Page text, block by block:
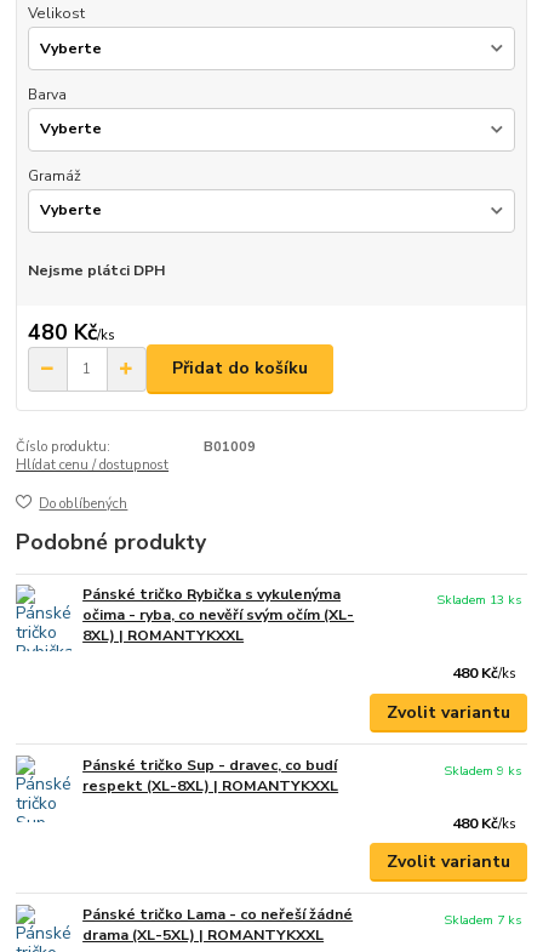
Velikost
Barva
Gramáž
Nejsme plátci DPH
480 Kč/ks
Přidat do košíku
Číslo produktu:
B01009
Hlídat cenu / dostupnost
Do oblíbených
Podobné produkty
Pánské tričko Rybička s vykulenýma
očima - ryba, co nevěří svým očím (XL-
8XL) | ROMANTYKXXL
480 Kč/ks
Skladem 13 ks
Zvolit variantu
Pánské tričko Sup - dravec, co budí
respekt (XL-8XL) | ROMANTYKXXL
480 Kč/ks
Skladem 9 ks
Zvolit variantu
Pánské tričko Lama - co neřeší žádné
drama (XL-5XL) | ROMANTYKXXL
Skladem 7 ks